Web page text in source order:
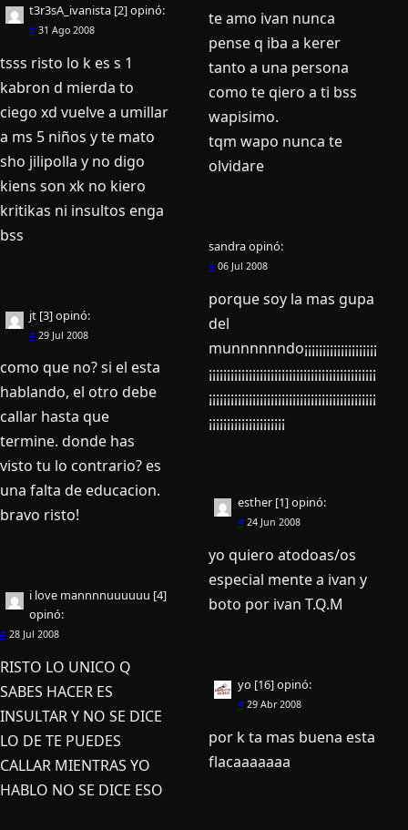
t3r3sA_ivanista [2]opinó:
# 31 Ago 2008
tsss risto lo k es s 1
kabron d mierda to
ciego xd vuelve a umillar
a ms 5 niños y te mato
sho jilipolla y no digo
kiens son xk no kiero
kritikas ni insultos enga
bss
jt [3]opinó:
# 29 Jul 2008
como que no? si el esta
hablando, el otro debe
callar hasta que
termine. donde has
visto tu lo contrario? es
una falta de educacion.
bravo risto!
i love mannnnuuuuuu [4]
opinó:
# 28 Jul 2008
RISTO LO UNICO Q
SABES HACER ES
INSULTAR Y NO SE DICE
LO DE TE PUEDES
CALLAR MIENTRAS YO
HABLO NO SE DICE ESO
te amo ivan nunca
pense q iba a kerer
tanto a una persona
como te qiero a ti bss
wapisimo.
tqm wapo nunca te
olvidare
sandraopinó:
#06 Jul 2008
porque soy la mas gupa
del
munnnnnndo¡¡¡¡¡¡¡¡¡¡¡¡¡¡¡¡¡¡¡¡
¡¡¡¡¡¡¡¡¡¡¡¡¡¡¡¡¡¡¡¡¡¡¡¡¡¡¡¡¡¡¡¡¡¡¡¡¡¡¡¡¡¡¡¡¡¡
¡¡¡¡¡¡¡¡¡¡¡¡¡¡¡¡¡¡¡¡¡¡¡¡¡¡¡¡¡¡¡¡¡¡¡¡¡¡¡¡¡¡¡¡¡¡
¡¡¡¡¡¡¡¡¡¡¡¡¡¡¡¡¡¡¡¡¡
esther [1]opinó:
#24 Jun 2008
yo quiero atodoas/os
especial mente a ivan y
boto por ivan T.Q.M
yo [16]opinó:
#29 Abr 2008
por k ta mas buena esta
flacaaaaaaa